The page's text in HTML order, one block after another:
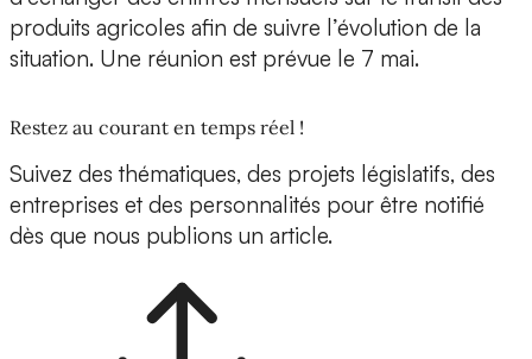
produits agricoles afin de suivre l’évolution de la
situation. Une réunion est prévue le 7 mai.
Restez au courant en temps réel !
Suivez des thématiques, des projets législatifs, des
entreprises et des personnalités pour être notifié
dès que nous publions un article.